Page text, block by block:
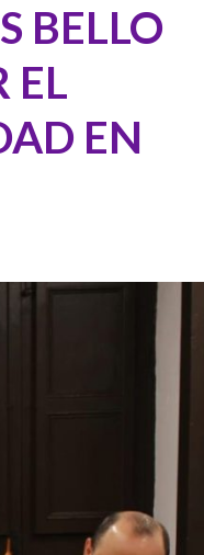
BELLO
EL
EN